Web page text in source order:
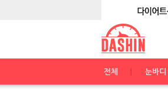
전체 눈바디